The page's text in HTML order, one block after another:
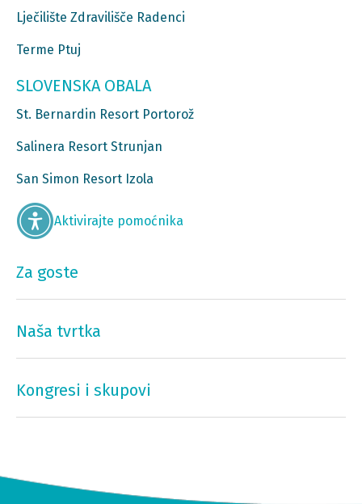
Lječilište Zdravilišče Radenci
Terme Ptuj
SLOVENSKA OBALA
St. Bernardin Resort Portorož
Salinera Resort Strunjan
San Simon Resort Izola
Aktivirajte pomoćnika
Za goste
Naša tvrtka
Kongresi i skupovi